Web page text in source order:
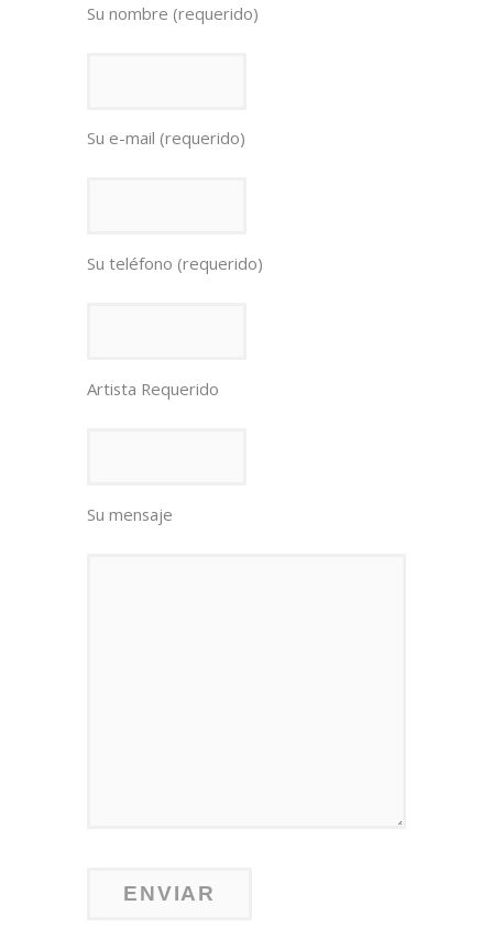
Su nombre (requerido)
Su e-mail (requerido)
Su teléfono (requerido)
Artista Requerido
Su mensaje